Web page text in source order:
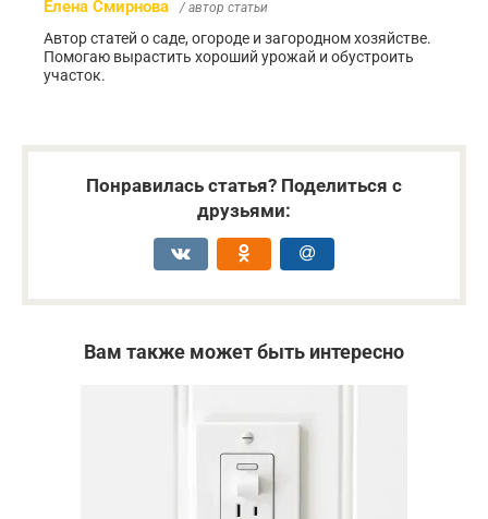
Елена Смирнова / автор статьи
Автор статей о саде, огороде и загородном хозяйстве.
Помогаю вырастить хороший урожай и обустроить
участок.
Понравилась статья? Поделиться с
друзьями:
Вам также может быть интересно